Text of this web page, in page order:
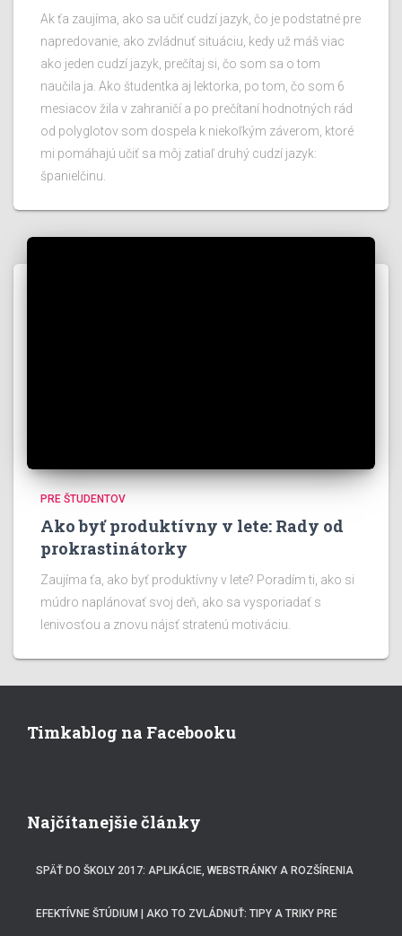
Ak ťa zaujíma, ako sa učiť cudzí jazyk, čo je podstatné pre
napredovanie, ako zvládnuť situáciu, kedy už máš viac
ako jeden cudzí jazyk, prečítaj si, čo som sa o tom
naučila ja. Ako študentka aj lektorka, po tom, čo som 6
mesiacov žila v zahraničí a po prečítaní hodnotných rád
od polyglotov som dospela k niekoľkým záverom, ktoré
mi pomáhajú učiť sa môj zatiaľ druhý cudzí jazyk:
španielčinu.
PRE ŠTUDENTOV
Ako byť produktívny v lete: Rady od
prokrastinátorky
Zaujíma ťa, ako byť produktívny v lete? Poradím ti, ako si
múdro naplánovať svoj deň, ako sa vysporiadať s
lenivosťou a znovu nájsť stratenú motiváciu.
Timkablog na Facebooku
Najčítanejšie články
SPÄŤ DO ŠKOLY 2017: APLIKÁCIE, WEBSTRÁNKY A ROZŠÍRENIA
EFEKTÍVNE ŠTÚDIUM | AKO TO ZVLÁDNUŤ: TIPY A TRIKY PRE